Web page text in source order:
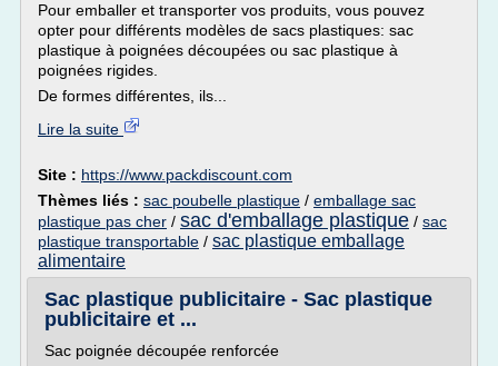
Pour emballer et transporter vos produits, vous pouvez
opter pour différents modèles de sacs plastiques: sac
plastique à poignées découpées ou sac plastique à
poignées rigides.
De formes différentes, ils...
Lire la suite
Site : https://www.packdiscount.com
Thèmes liés : sac poubelle plastique / emballage sac
plastique pas cher / sac d'emballage plastique / sac
plastique transportable / sac plastique emballage
alimentaire
Sac plastique publicitaire - Sac plastique
publicitaire et ...
Sac poignée découpée renforcée